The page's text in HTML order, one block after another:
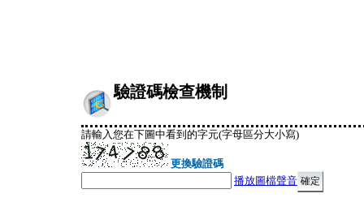
驗證碼檢查機制
請輸入您在下圖中看到的字元(字母區分大小寫)
更換驗證碼
播放圖檔聲音